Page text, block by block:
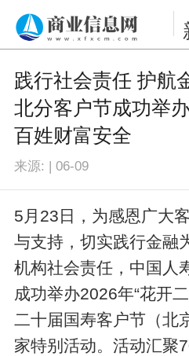
践行社会责任 护
北分客户节成功举
百姓财富安全
来源: |06-09
5月23日，为感恩广大
与支持，切实践行金融
机构社会责任，中国人
成功举办2026年“花开
二十届国寿客户节（北
家特别活动。活动汇聚